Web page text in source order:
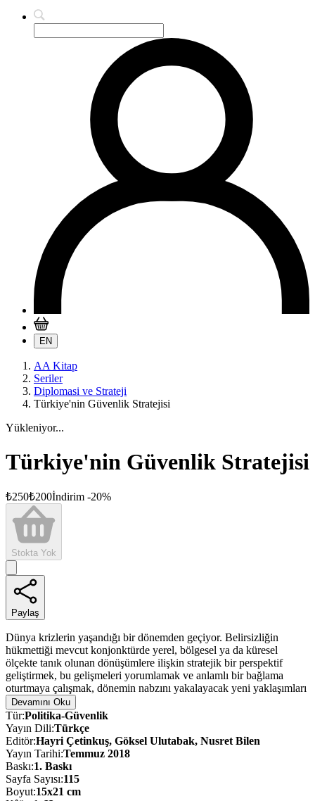
EN
AA Kitap
Seriler
Diplomasi ve Strateji
Türkiye'nin Güvenlik Stratejisi
Yükleniyor...
Türkiye'nin Güvenlik Stratejisi
₺250₺200İndirim -20%
Stokta Yok
Paylaş
Dünya krizlerin yaşandığı bir dönemden geçiyor. Belirsizliğin
hükmettiği mevcut konjonktürde yerel, bölgesel ya da küresel
ölçekte tanık olunan dönüşümlere ilişkin stratejik bir perspektif
geliştirmek, bu gelişmeleri yorumlamak ve anlamlı bir bağlama
oturtmaya çalışmak, dönemin nabzını yakalayacak yeni yaklaşımları
ve açıklama modellerini gerektiriyor.
Terörün biçim ve boyut değiştirdiği, savaşların doğasının
başkalaştığı, geleneksel ittifak ilişkilerinin hızla çözüldüğü, bu ittifak
yapılarının normlarını belirleyen, denetleyen ve sürekliliğini
sağlayan kurum ve kuruluşların işlevsiz kaldığı bu süreç, son
tahlilde, savaş sonrası dönemin yaslandığı paradigmanın da
temelden sarsıldığı yepyeni bir jeopolitik gerçekliğe tekabül ediyor.
Devamını Oku
Tür:Politika-Güvenlik
Yayın Dili:Türkçe
Editör:Hayri Çetinkuş, Göksel Ulutabak, Nusret Bilen
Yayın Tarihi:Temmuz 2018
Baskı:1. Baskı
Sayfa Sayısı:115
Boyut:15x21 cm